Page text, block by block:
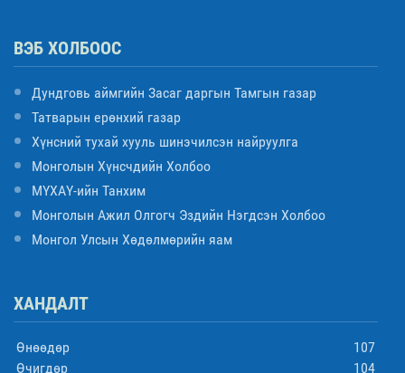
ВЭБ ХОЛБООС
Дундговь аймгийн Засаг даргын Тамгын газар
Татварын ерөнхий газар
Хүнсний тухай хууль шинэчилсэн найруулга
Монголын Хүнсчдийн Холбоо
МҮХАҮ-ийн Танхим
Монголын Ажил Олгогч Эздийн Нэгдсэн Холбоо
Монгол Улсын Хөдөлмөрийн яам
ХАНДАЛТ
Өнөөдөр
107
Өчигдөр
104